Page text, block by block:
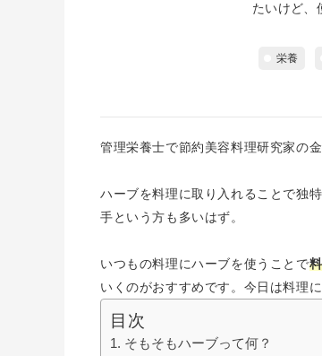
たいけど、
栄養
管理栄養士で節約美容料理研究家の金
ハーブを料理に取り入れることで独
手という方も多いはず。
いつもの料理にハーブを使うことで
いくのがおすすめです。今日は料理
目次
そもそもハーブって何？